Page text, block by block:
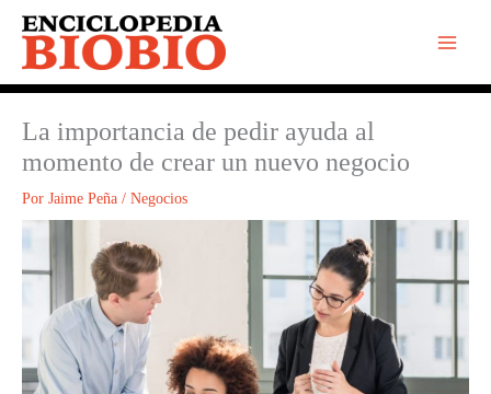
contenido
La importancia de pedir ayuda al
momento de crear un nuevo negocio
Por Jaime Peña / Negocios